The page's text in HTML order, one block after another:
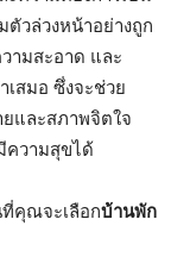
วล่วงหน้าอย่างถูก
ามสะอาด และ
สมอ ซึ่งจะช่วย
และสภาพจิตใจ
ความสุขได้
คุณจะเลือกบ้านพัก